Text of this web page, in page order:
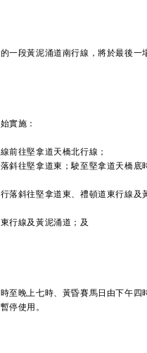
段黃泥涌道南行線，將於最後一
實施：
前往堅拿道天橋北行線；
斜往堅拿道東；駛至堅拿道天橋底
斜往堅拿道東、禮頓道東行線及
行線及黃泥涌道；及
晚上七時、黃昏賽馬日由下午四
停使用。